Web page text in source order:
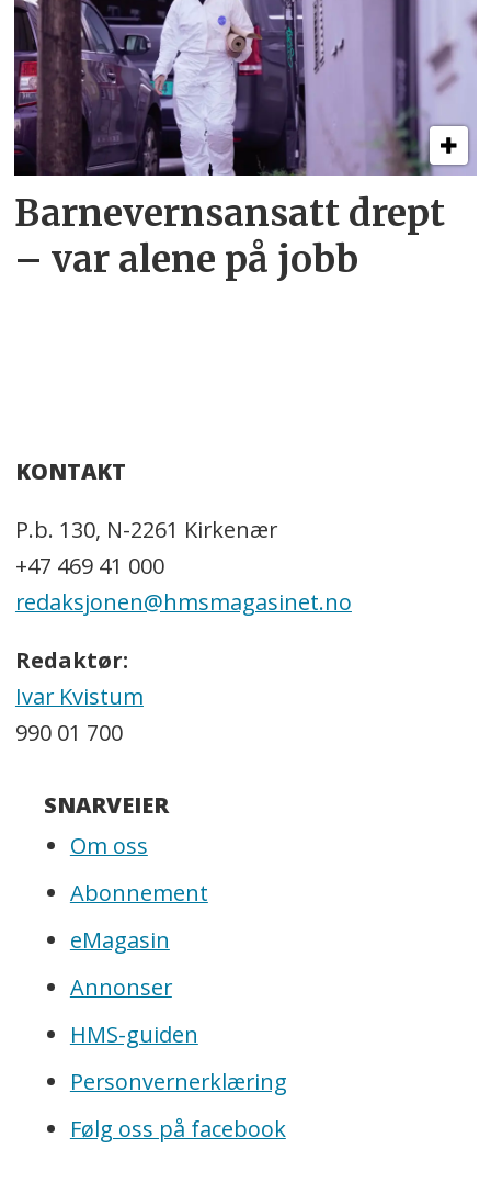
Barneverns­­ansatt drept
– var alene på jobb
KONTAKT
P.b. 130, N-2261 Kirkenær
+47 469 41 000
redaksjonen@hmsmagasinet.no
Redaktør:
Ivar Kvistum
990 01 700
SNARVEIER
Om oss
Abonnement
eMagasin
Annonser
HMS-guiden
Personvernerklæring
Følg oss på facebook